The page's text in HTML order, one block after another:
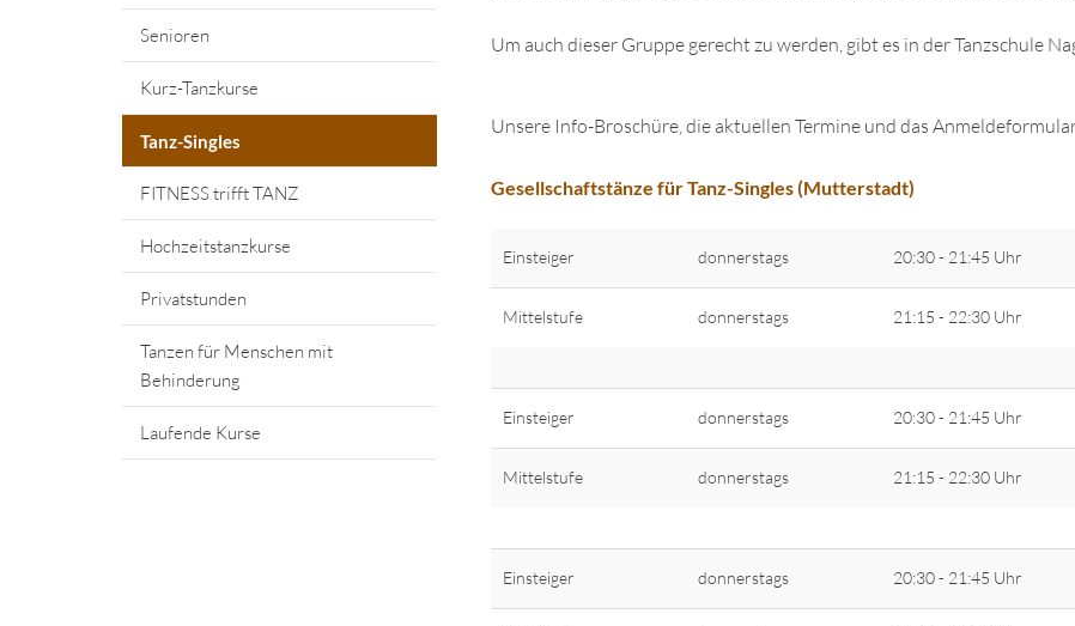
Um auch dieser Gruppe gerecht zu werden, gibt es in der Tanzschule
Unsere Info-Broschüre, die aktuellen Termine und das
Gesellschaftstänze für Tanz-Singles (Mutterstadt)
Einsteiger donnerstags 20:30 - 21:45 Uhr
Mittelstufe donnerstags 21:15 - 22:30 Uhr
Einsteiger donnerstags 20:30 - 21:45 Uhr
Mittelstufe donnerstags 21:15 - 22:30 Uhr
Einsteiger donnerstags 20:30 - 21:45 Uhr
Senioren
Kurz-Tanzkurse
Tanz-Singles
FITNESS trifft TANZ
Hochzeitstanzkurse
Privatstunden
Tanzen für Menschen mit
Behinderung
Laufende Kurse